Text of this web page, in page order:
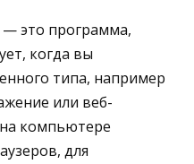
это программа,
когда вы
типа, например
или веб-
компьютере
для